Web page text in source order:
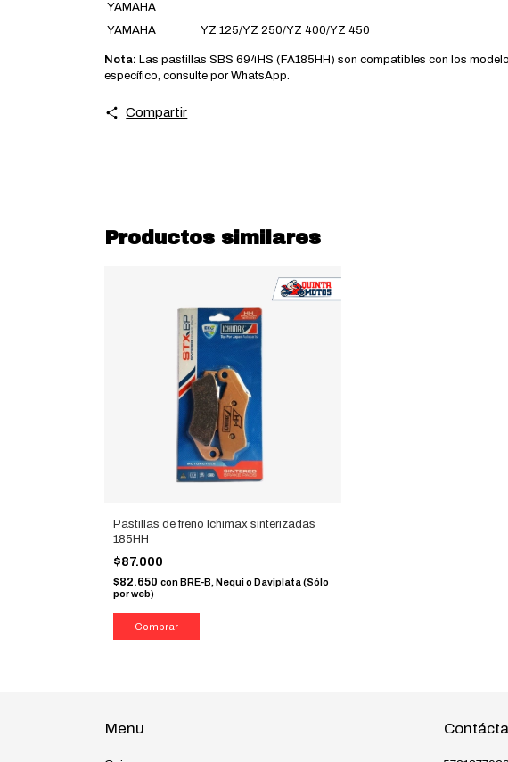
YAMAHA
YAMAHA
YZ 125/YZ 250/YZ 400/YZ 450
Nota: Las pastillas SBS 694HS (FA185HH) son compatibles con los
específico, consulte por WhatsApp.
Compartir
Productos similares
Pastillas de freno Ichimax sinterizadas
185HH
$87.000
$82.650 conBRE-B, Nequi o Daviplata (Sólo
por web)
Menu